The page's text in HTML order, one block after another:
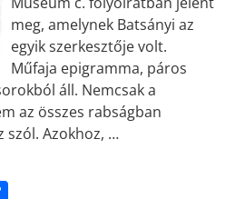
meg, amelynek Batsányi az
egyik szerkesztője volt.
Műfaja epigramma, páros
áll. Nemcsak a
az összes rabságban
Azokhoz, …